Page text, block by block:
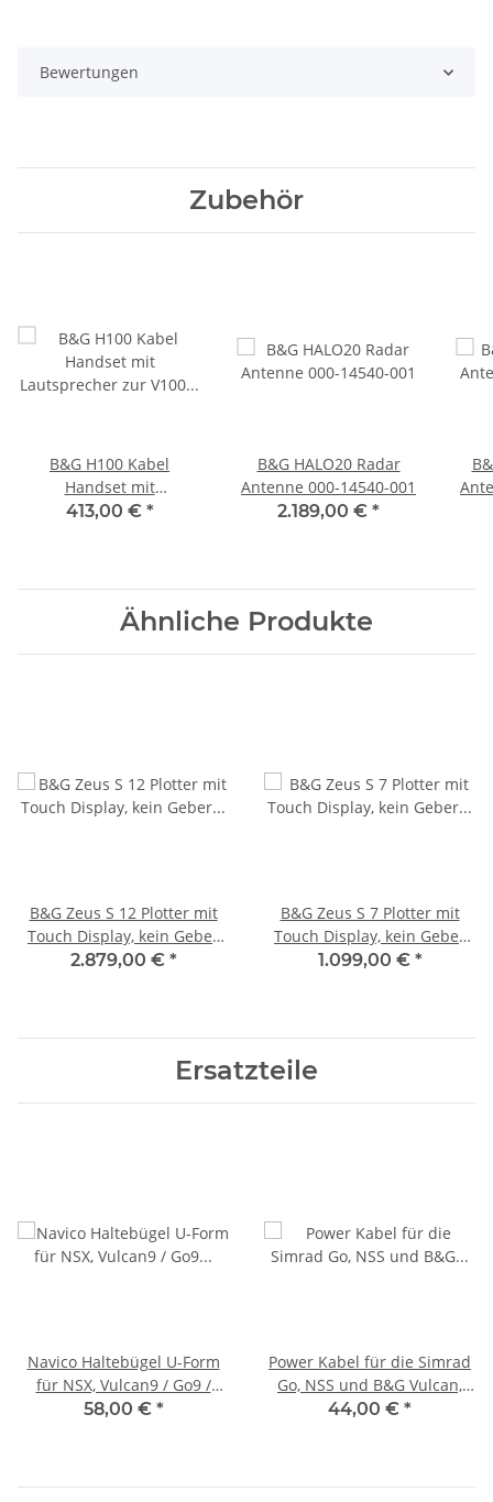
Bewertungen
Zubehör
B&G H100 Kabel
Handset mit
Lautsprecher zur V100
413,00 € *
B&G HALO20 Radar
Antenne 000-14540-001
2.189,00 € *
Ähnliche Produkte
B&G Zeus S 12 Plotter mit
Touch Display, kein Geber
000-15225-001
2.879,00 € *
B&G Zeus S 7 Plotter mit
Touch Display, kein Geber
000-15217-001
1.099,00 € *
Ersatzteile
Navico Haltebügel U-Form
für NSX, Vulcan9 / Go9 /
Zeus3 7 / NSS7 evo3
58,00 € *
Power Kabel für die Simrad
Go, NSS und B&G Vulcan,
Zeus Plotter 000-00128-001
44,00 € *